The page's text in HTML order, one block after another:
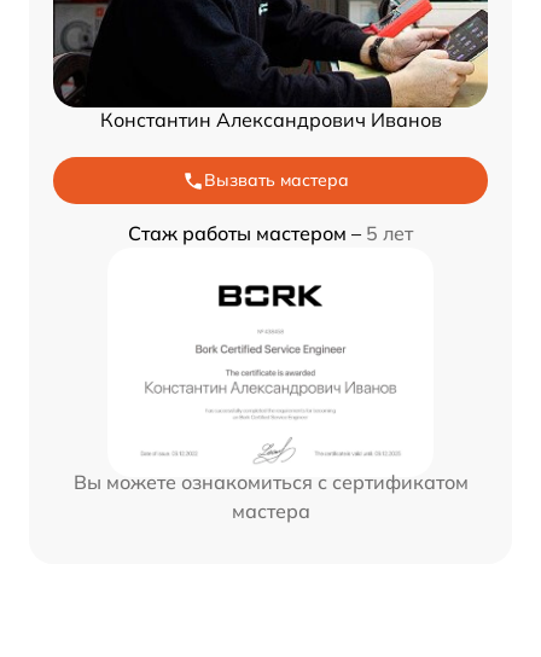
Константин Александрович Иванов
Вызвать мастера
Стаж работы мастером – 5 лет
Вы можете ознакомиться с сертификатом
мастера